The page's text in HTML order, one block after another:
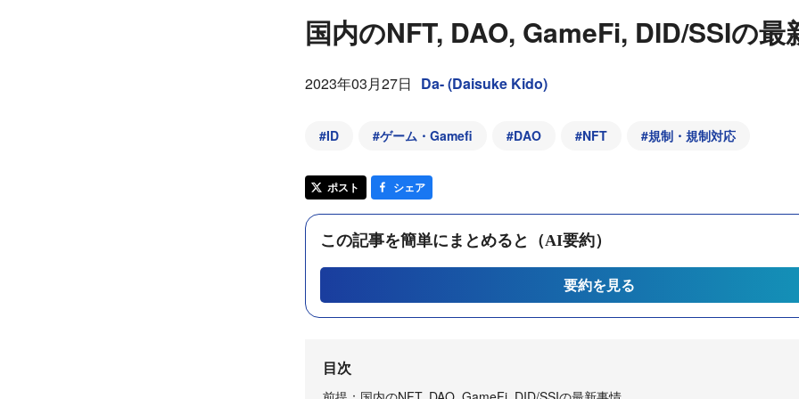
国内のNFT, DAO, GameFi, DID/SSIの最
2023年03月27日 Da- (Daisuke Kido)
#ID #ゲーム・Gamefi #DAO #NFT #規制・規制対応
ポスト シェア
この記事を簡単にまとめると（AI要約）
要約を見る
目次